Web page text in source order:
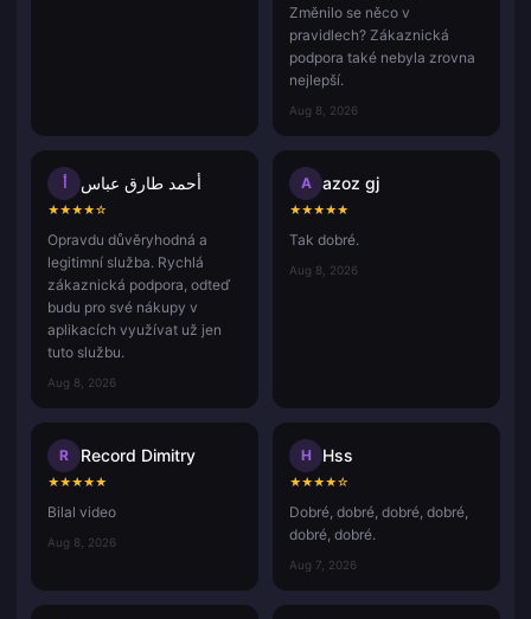
Změnilo se něco v
pravidlech? Zákaznická
podpora také nebyla zrovna
nejlepší.
Aug 8, 2026
أ أحمد طارق عباس
★★★★☆
Opravdu důvěryhodná a
legitimní služba. Rychlá
zákaznická podpora, odteď
budu pro své nákupy v
aplikacích využívat už jen
tuto službu.
Aug 8, 2026
A azoz gj
★★★★★
Tak dobré.
Aug 8, 2026
R Record Dimitry
★★★★★
Bilal video
Aug 8, 2026
H Hss
★★★★☆
Dobré, dobré, dobré, dobré,
dobré, dobré.
Aug 7, 2026